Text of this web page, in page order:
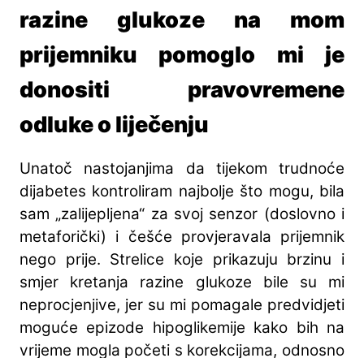
razine glukoze na mom
prijemniku pomoglo mi je
donositi pravovremene
odluke o liječenju
Unatoč nastojanjima da tijekom trudnoće
dijabetes kontroliram najbolje što mogu, bila
sam „zalijepljena“ za svoj senzor (doslovno i
metaforički) i češće provjeravala prijemnik
nego prije. Strelice koje prikazuju brzinu i
smjer kretanja razine glukoze bile su mi
neprocjenjive, jer su mi pomagale predvidjeti
moguće epizode hipoglikemije kako bih na
vrijeme mogla početi s korekcijama, odnosno